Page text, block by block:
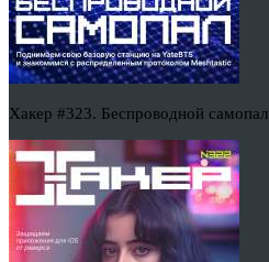
Хакер #323. Беспроводной самопал